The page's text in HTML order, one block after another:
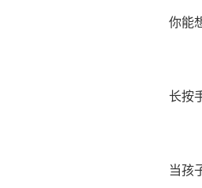
你能
长按
当孩